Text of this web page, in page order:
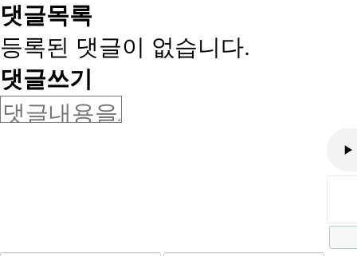
댓글목록
등록된 댓글이 없습니다.
댓글쓰기